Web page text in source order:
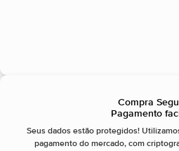
Compra
Pagamento
Seus dados estão protegidos!
pagamento do mercado, com